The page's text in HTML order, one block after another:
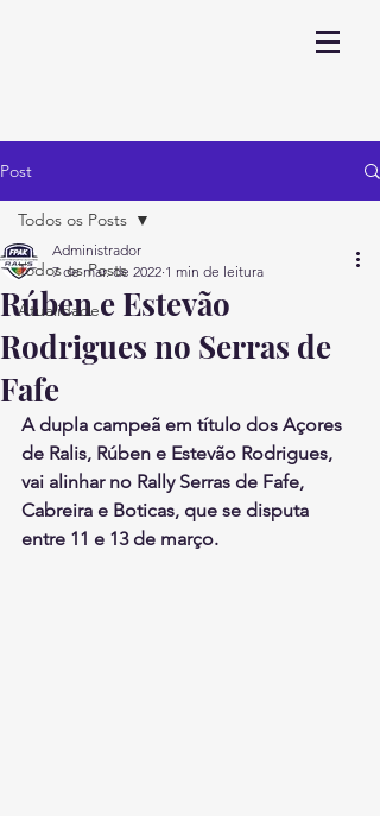
Post
Todos os Posts
Atualidade
Todos os Posts
Rúben e Estevão
Rodrigues no Serras de
Fafe
Administrador
7 de mar. de 2022 1 min de leitura
A dupla campeã em título dos Açores
de Ralis, Rúben e Estevão Rodrigues,
vai alinhar no Rally Serras de Fafe,
Cabreira e Boticas, que se disputa
entre 11 e 13 de março.